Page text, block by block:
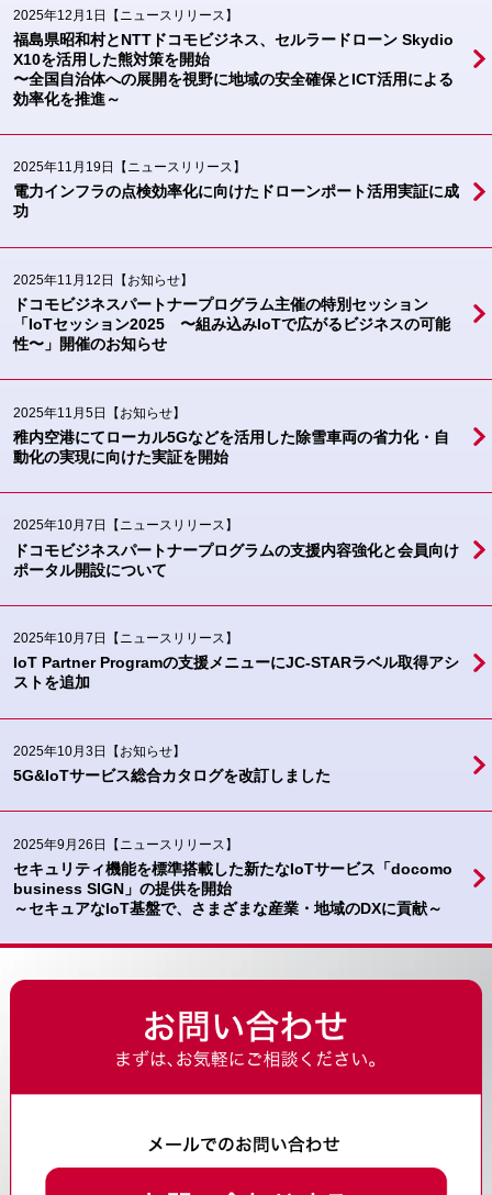
2025年12月1日 【ニュースリリース】
福島県昭和村とNTTドコモビジネス、セルラードローン Skydio
X10を活用した熊対策を開始
〜全国自治体への展開を視野に地域の安全確保とICT活用による
効率化を推進～
2025年11月19日 【ニュースリリース】
電力インフラの点検効率化に向けたドローンポート活用実証に成
功
2025年11月12日 【お知らせ】
ドコモビジネスパートナープログラム主催の特別セッション
「IoTセッション2025 〜組み込みIoTで広がるビジネスの可能
性〜」開催のお知らせ
2025年11月5日 【お知らせ】
稚内空港にてローカル5Gなどを活用した除雪車両の省力化・自
動化の実現に向けた実証を開始
2025年10月7日 【ニュースリリース】
ドコモビジネスパートナープログラムの支援内容強化と会員向け
ポータル開設について
2025年10月7日 【ニュースリリース】
IoT Partner Programの支援メニューにJC-STARラベル取得アシ
ストを追加
2025年10月3日 【お知らせ】
5G&IoTサービス総合カタログを改訂しました
2025年9月26日 【ニュースリリース】
セキュリティ機能を標準搭載した新たなIoTサービス「docomo
business SIGN」の提供を開始
～セキュアなIoT基盤で、さまざまな産業・地域のDXに貢献～